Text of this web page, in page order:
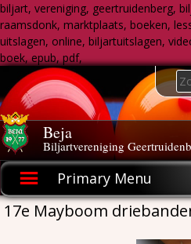
biljart, vereniging, geertruidenberg,
raamsdonk, marktplaats, boeken,
uitslagen, online, biljartuitslagen,
boek, epub, pdf,
to
content
Beja
Biljartvereniging
Primary Menu
17e Mayboom